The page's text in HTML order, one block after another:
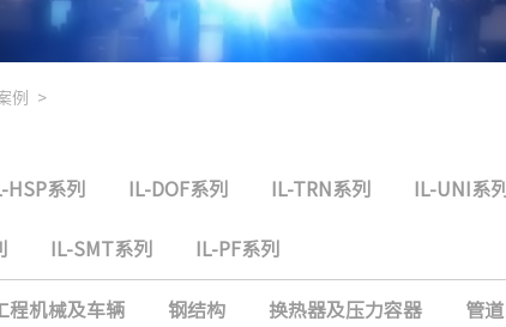
例 >
HSP系列 IL-DOF系列 IL-TRN系列 IL-UNI系列
IL-SMT系列 IL-PF系列
程机械及车辆 钢结构 换热器及压力容器 管道